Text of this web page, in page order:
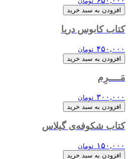
افزودن به سبد خرید
کتاب کابوس دریا
۴۵۰,۰۰۰ تومان
افزودن به سبد خرید
مَــــرِم
۳۰۰,۰۰۰ تومان
افزودن به سبد خرید
کتاب شکوفه‌ی گیلاس
۱۵۰,۰۰۰ تومان
افزودن به سبد خرید